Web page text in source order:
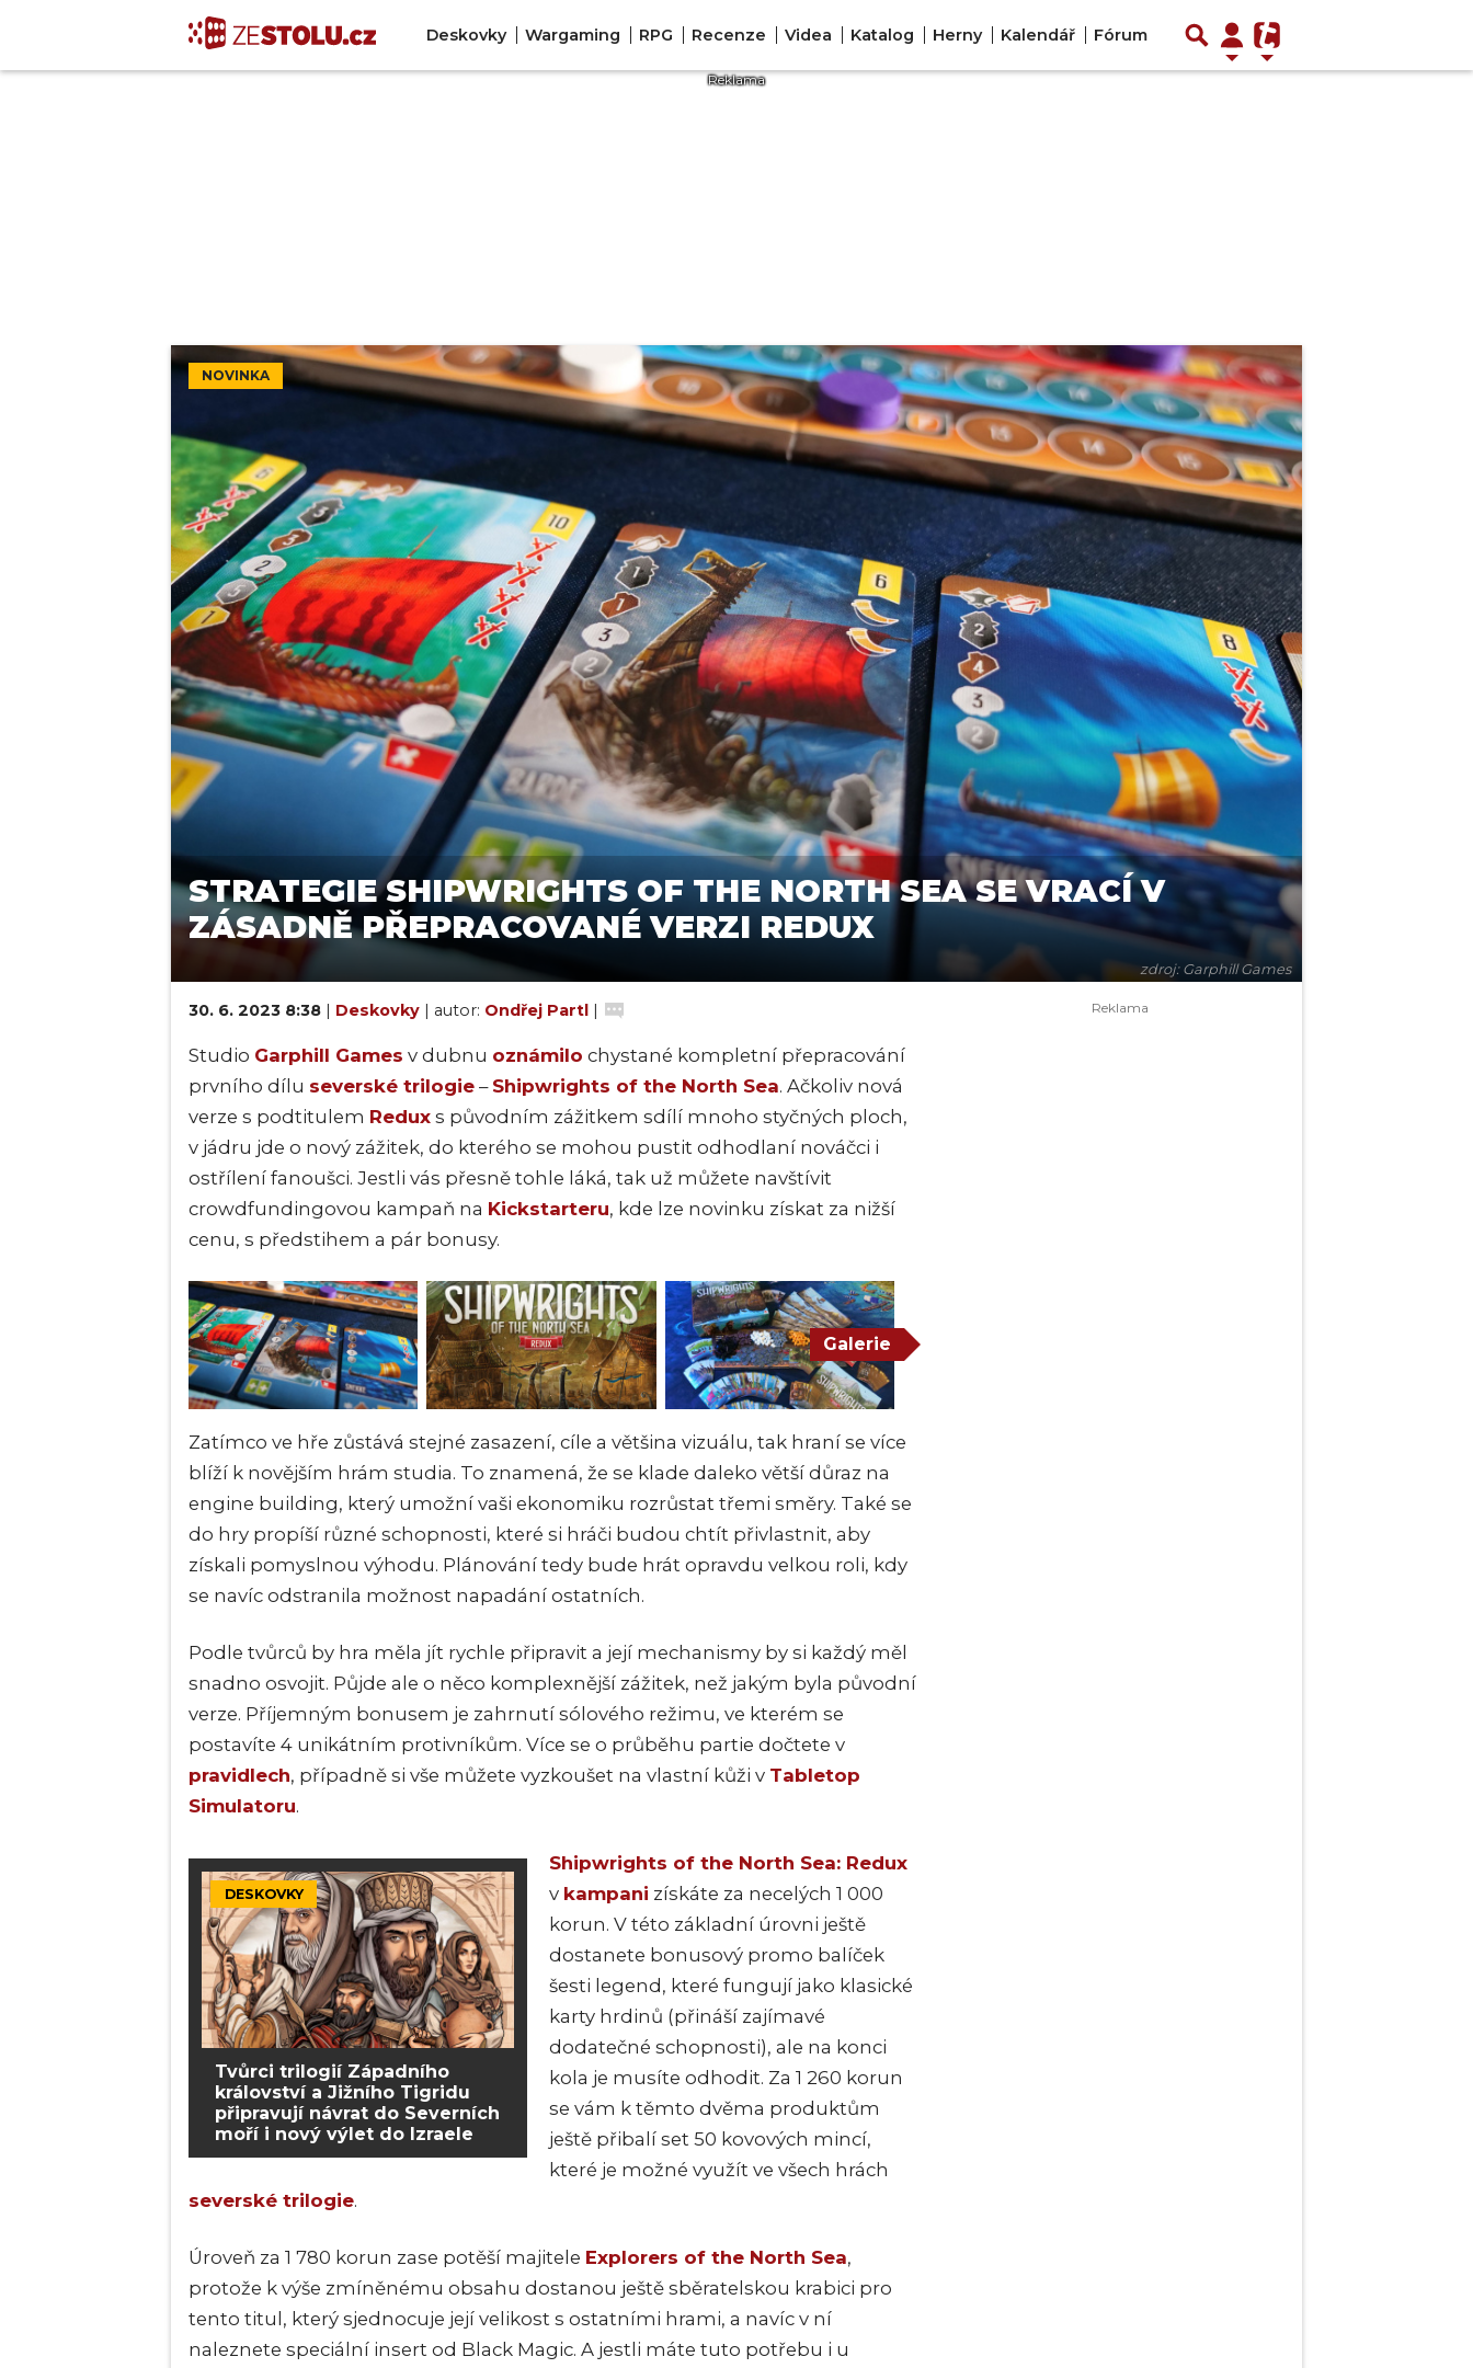
Deskovky Wargaming RPG Recenze Videa Katalog Herny Kalendář Fórum
NOVINKA
zdroj: Garphill Games
STRATEGIE SHIPWRIGHTS OF THE NORTH SEA SE VRACÍ V
ZÁSADNĚ PŘEPRACOVANÉ VERZI REDUX
30. 6. 2023 8:38 | Deskovky | autor: Ondřej Partl |
Studio Garphill Games v dubnu oznámilo chystané kompletní přepracování
prvního dílu severské trilogie – Shipwrights of the North Sea. Ačkoliv nová
verze s podtitulem Redux s původním zážitkem sdílí mnoho styčných ploch,
v jádru jde o nový zážitek, do kterého se mohou pustit odhodlaní nováčci i
ostřílení fanoušci. Jestli vás přesně tohle láká, tak už můžete navštívit
crowdfundingovou kampaň na Kickstarteru, kde lze novinku získat za nižší
cenu, s předstihem a pár bonusy.
Galerie
Zatímco ve hře zůstává stejné zasazení, cíle a většina vizuálu, tak hraní se více
blíží k novějším hrám studia. To znamená, že se klade daleko větší důraz na
engine building, který umožní vaši ekonomiku rozrůstat třemi směry. Také se
do hry propíší různé schopnosti, které si hráči budou chtít přivlastnit, aby
získali pomyslnou výhodu. Plánování tedy bude hrát opravdu velkou roli, kdy
se navíc odstranila možnost napadání ostatních.
Podle tvůrců by hra měla jít rychle připravit a její mechanismy by si každý měl
snadno osvojit. Půjde ale o něco komplexnější zážitek, než jakým byla původní
verze. Příjemným bonusem je zahrnutí sólového režimu, ve kterém se
postavíte 4 unikátním protivníkům. Více se o průběhu partie dočtete v
pravidlech, případně si vše můžete vyzkoušet na vlastní kůži v Tabletop
Simulatoru.
DESKOVKY
Tvůrci trilogií Západního
království a Jižního Tigridu
připravují návrat do Severních
moří i nový výlet do Izraele
Shipwrights of the North Sea: Redux
v kampani získáte za necelých 1 000
korun. V této základní úrovni ještě
dostanete bonusový promo balíček
šesti legend, které fungují jako klasické
karty hrdinů (přináší zajímavé
dodatečné schopnosti), ale na konci
kola je musíte odhodit. Za 1 260 korun
se vám k těmto dvěma produktům
ještě přibalí set 50 kovových mincí,
které je možné využít ve všech hrách
severské trilogie.
Úroveň za 1 780 korun zase potěší majitele Explorers of the North Sea,
protože k výše zmíněnému obsahu dostanou ještě sběratelskou krabici pro
tento titul, který sjednocuje její velikost s ostatními hrami, a navíc v ní
naleznete speciální insert od Black Magic. A jestli máte tuto potřebu i u